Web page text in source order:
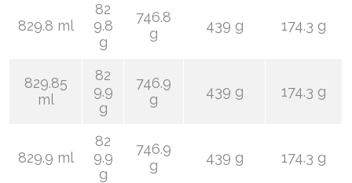
829.8 ml
82
9.8
g
746.8
g
439 g 174.3 g
829.85
ml
82
9.9
g
746.9
g
439 g 174.3 g
829.9 ml
82
9.9
g
746.9
g
439 g 174.3 g